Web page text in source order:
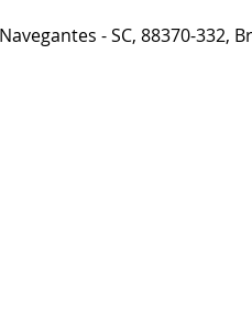
- SC, 88370-332,